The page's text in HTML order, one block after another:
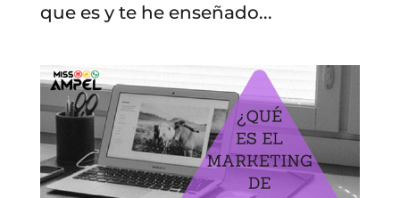
que es y te he enseñado...